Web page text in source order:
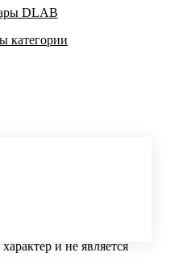
DLAB
категории
и не является